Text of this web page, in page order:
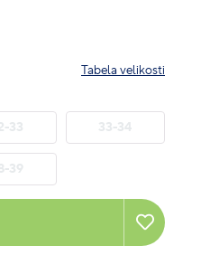
Tabela velikosti
33 33-34
39